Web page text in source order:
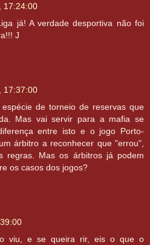
17:24:00
já! A verdade desportiva não foi
J
17:37:00
de torneio de reservas que
Mas vai servir para a mafia se
entre isto e o jogo Porto-
árbitro a reconhecer que "errou",
regras. Mas os árbitros já podem
os casos dos jogos?
viu, e se queira rir, eis o que o